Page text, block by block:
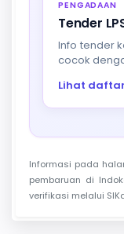
PENGADAAN
Tender
Info tender
cocok
Lihat
Informasi pada
pembaruan di
verifikasi melalui